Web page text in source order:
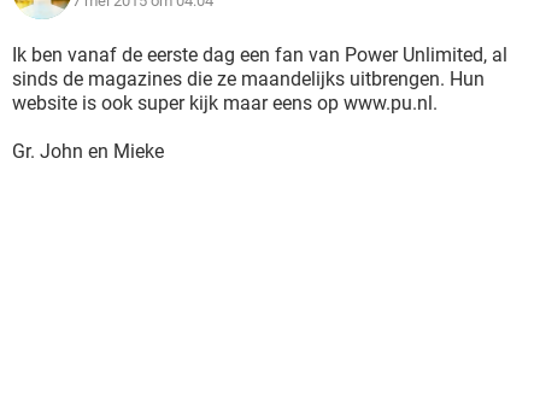
Ik ben vanaf de eerste dag een fan van Power Unlimited, al
sinds de magazines die ze maandelijks uitbrengen. Hun
website is ook super kijk maar eens op www.pu.nl.
Gr. John en Mieke